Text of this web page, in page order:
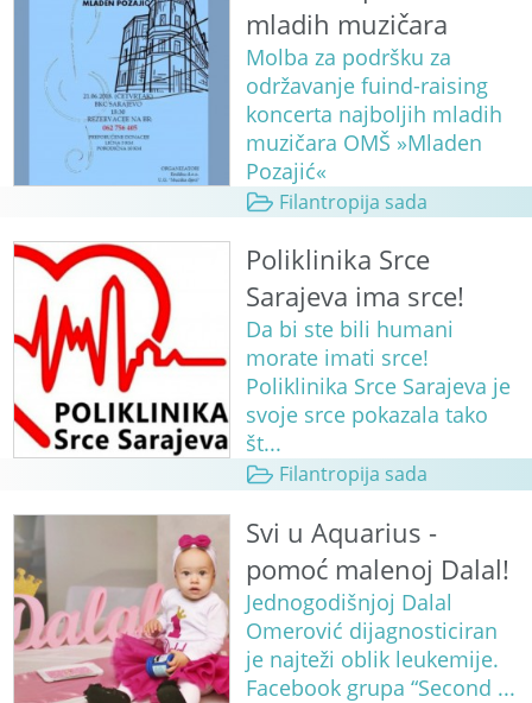
mladih muzičara
Molba za podršku za
održavanje fuind-raising
koncerta najboljih mladih
muzičara OMŠ »Mladen
Pozajić«
Filantropija sada
Poliklinika Srce
Sarajeva ima srce!
Da bi ste bili humani
morate imati srce!
Poliklinika Srce Sarajeva je
svoje srce pokazala tako
št...
Filantropija sada
Svi u Aquarius -
pomoć malenoj Dalal!
Jednogodišnjoj Dalal
Omerović dijagnosticiran
je najteži oblik leukemije.
Facebook grupa “Second ...